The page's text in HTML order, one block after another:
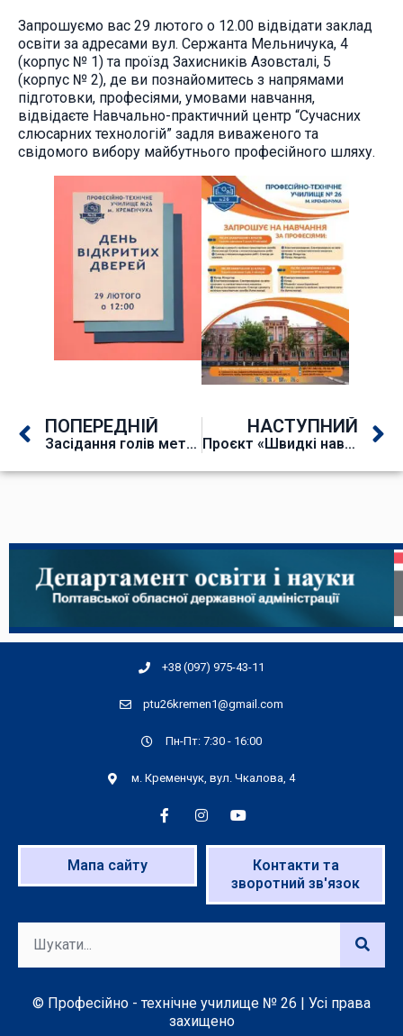
Запрошуємо вас 29 лютого о 12.00 відвідати заклад
освіти за адресами вул. Сержанта Мельничука, 4
(корпус № 1) та проїзд Захисників Азовсталі, 5
(корпус № 2), де ви познайомитесь з напрямами
підготовки, професіями, умовами навчання,
відвідаєте Навчально-практичний центр “Сучасних
слюсарних технологій” задля виваженого та
свідомого вибору майбутнього професійного шляху.
ПОПЕРЕДНІЙ
Засідання голів методичних комісій
НАСТУПНИЙ
Проєкт «Швидкі навички до працевлаштування в рамках програми GIZ Skills4Recovery»
+38 (097) 975-43-11
ptu26kremen1@gmail.com
Пн-Пт: 7:30 - 16:00
м. Кременчук, вул. Чкалова, 4
Мапа сайту
Контакти та
зворотний зв'язок
© Професійно - технічне училище № 26 | Усі права
захищено